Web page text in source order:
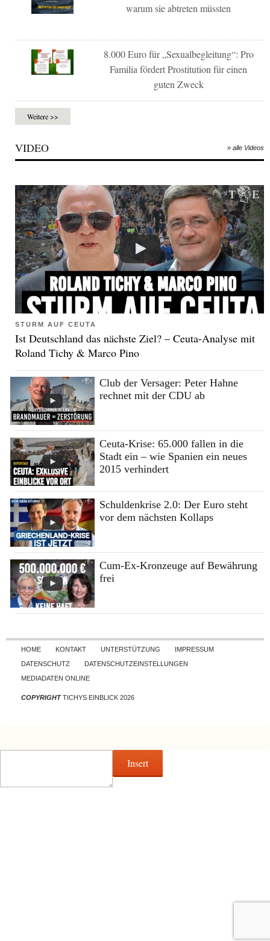
warum sie abtreten müssten
8.000 Euro für „Sexualbegleitung“: Pro
Familia fördert Prostitution für einen
guten Zweck
Weitere >>
VIDEO » alle Videos
STURM AUF CEUTA
Ist Deutschland das nächste Ziel? – Ceuta-Analyse mit
Roland Tichy & Marco Pino
Club der Versager: Peter Hahne
rechnet mit der CDU ab
Ceuta-Krise: 65.000 fallen in die
Stadt ein – wie Spanien ein neues
2015 verhindert
Schuldenkrise 2.0: Der Euro steht
vor dem nächsten Kollaps
Cum-Ex-Kronzeuge auf Bewährung
frei
Skip to content
HOME KONTAKT UNTERSTÜTZUNG
IMPRESSUM
DATENSCHUTZ
DATENSCHUTZEINSTELLUNGEN
MEDIADATEN ONLINE
COPYRIGHTTICHYS EINBLICK 2026
Insert